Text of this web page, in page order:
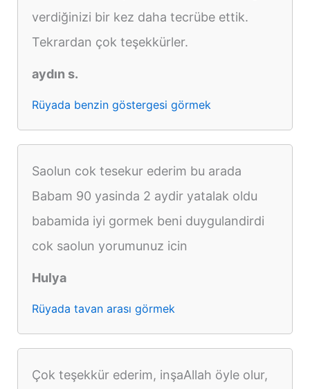
verdiğinizi bir kez daha tecrübe ettik.
Tekrardan çok teşekkürler.
aydın s.
Rüyada benzin göstergesi görmek
Saolun cok tesekur ederim bu arada
Babam 90 yasinda 2 aydir yatalak oldu
babamida iyi gormek beni duygulandirdi
cok saolun yorumunuz icin
Hulya
Rüyada tavan arası görmek
Çok teşekkür ederim, inşaAllah öyle olur,